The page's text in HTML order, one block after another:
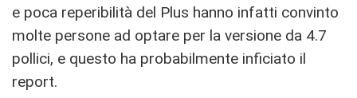
e poca reperibilità del Plus hanno infatti convinto
molte persone ad optare per la versione da 4.7
pollici, e questo ha probabilmente inficiato il
report.